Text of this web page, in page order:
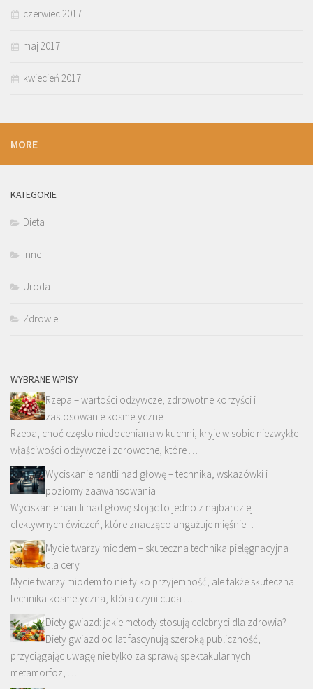
czerwiec 2017
maj 2017
kwiecień 2017
MORE
KATEGORIE
Dieta
Inne
Uroda
Zdrowie
WYBRANE WPISY
Rzepa – wartości odżywcze, zdrowotne korzyści i
zastosowanie kosmetyczne
Rzepa, choć często niedoceniana w kuchni, kryje w sobie niezwykłe
właściwości odżywcze i zdrowotne, które …
Wyciskanie hantli nad głowę – technika, wskazówki i
poziomy zaawansowania
Wyciskanie hantli nad głowę stojąc to jedno z najbardziej
efektywnych ćwiczeń, które znacząco angażuje mięśnie …
Mycie twarzy miodem – skuteczna technika pielęgnacyjna
dla cery
Mycie twarzy miodem to nie tylko przyjemność, ale także skuteczna
technika kosmetyczna, która czyni cuda …
Diety gwiazd: jakie metody stosują celebryci dla zdrowia?
Diety gwiazd od lat fascynują szeroką publiczność,
przyciągając uwagę nie tylko za sprawą spektakularnych
metamorfoz, …